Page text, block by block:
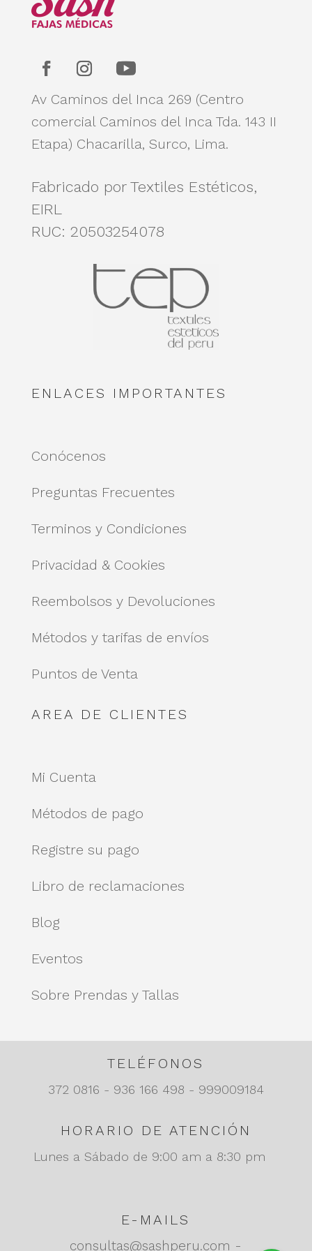
Av Caminos del Inca 269 (Centro
comercial Caminos del Inca Tda. 143 II
Etapa) Chacarilla, Surco, Lima.
Fabricado por Textiles Estéticos,
EIRL
RUC: 20503254078
ENLACES IMPORTANTES
Conócenos
Preguntas Frecuentes
Terminos y Condiciones
Privacidad & Cookies
Reembolsos y Devoluciones
Métodos y tarifas de envíos
Puntos de Venta
AREA DE CLIENTES
Mi Cuenta
Métodos de pago
Registre su pago
Libro de reclamaciones
Blog
Eventos
Sobre Prendas y Tallas
TELÉFONOS
372 0816 - 936 166 498 - 999009184
HORARIO DE ATENCIÓN
Lunes a Sábado de 9:00 am a 8:30 pm
E-MAILS
consultas@sashperu.com -